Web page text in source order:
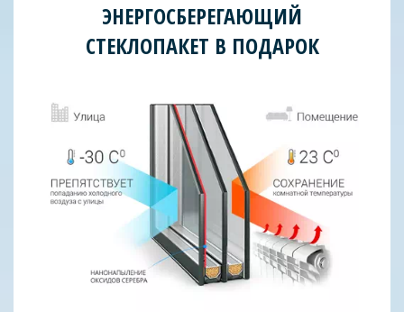
ЭНЕРГОСБЕРЕГАЮЩИЙ
СТЕКЛОПАКЕТ В ПОДАРОК